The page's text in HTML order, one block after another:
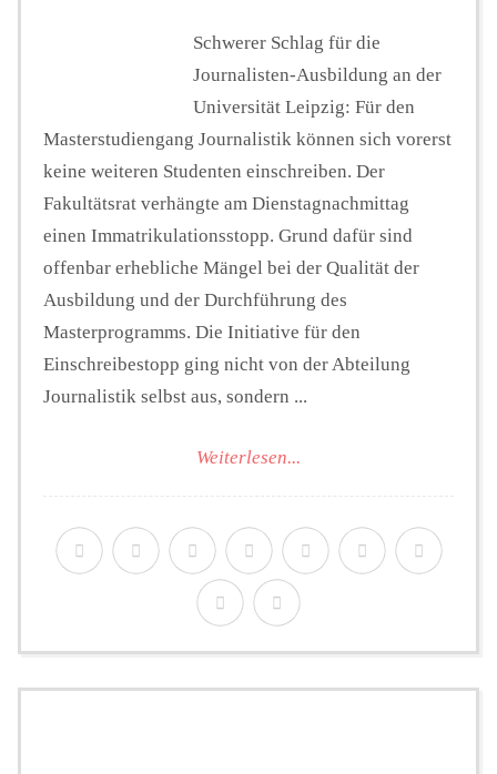
Schwerer Schlag für die
Journalisten-Ausbildung an der
Universität Leipzig: Für den
Masterstudiengang Journalistik können sich vorerst
keine weiteren Studenten einschreiben. Der
Fakultätsrat verhängte am Dienstagnachmittag
einen Immatrikulationsstopp. Grund dafür sind
offenbar erhebliche Mängel bei der Qualität der
Ausbildung und der Durchführung des
Masterprogramms. Die Initiative für den
Einschreibestopp ging nicht von der Abteilung
Journalistik selbst aus, sondern ...
Weiterlesen...